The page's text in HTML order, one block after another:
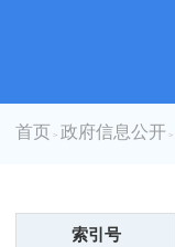
首页 > 政府信息公开 >
索引号